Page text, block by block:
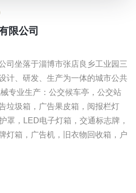
限公司
司坐落于淄博市张店良乡工业园三
计、研发、生产为一体的城市公共
专业生产：公交候车亭，公交站
垃圾箱，广告果皮箱，阅报栏灯
罩，LED电子灯箱，交通标志牌，
灯箱，广告机，旧衣物回收箱，户